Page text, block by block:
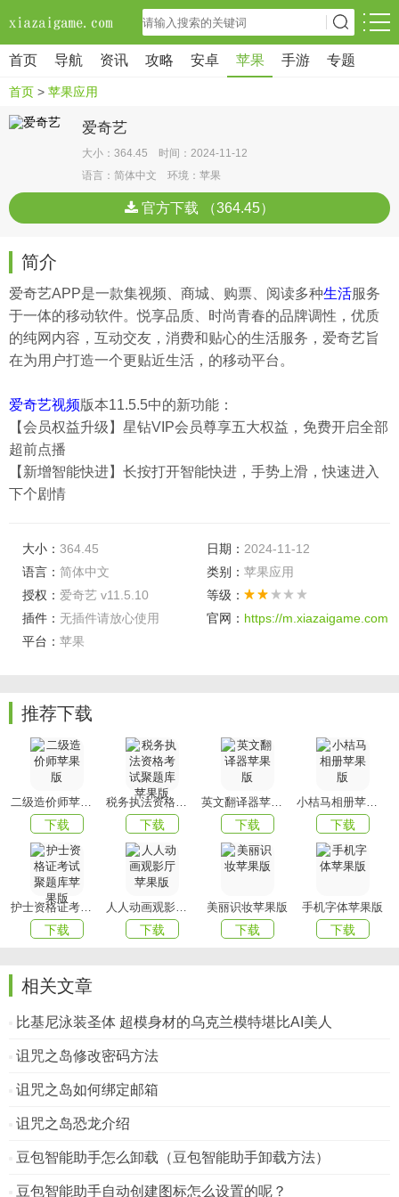
首页 导航 资讯 攻略 安卓 苹果 手游 专题
首页 > 苹果应用
爱奇艺
大小：364.45 时间：2024-11-12
语言：简体中文 环境：苹果
官方下载 （364.45）
简介
爱奇艺APP是一款集视频、商城、购票、阅读多种生活服务
于一体的移动软件。悦享品质、时尚青春的品牌调性，优质
的纯网内容，互动交友，消费和贴心的生活服务，爱奇艺旨
在为用户打造一个更贴近生活，的移动平台。
爱奇艺视频版本11.5.5中的新功能：
【会员权益升级】星钻VIP会员尊享五大权益，免费开启全部
超前点播
【新增智能快进】长按打开智能快进，手势上滑，快速进入
下个剧情
大小： 364.45 日期： 2024-11-12
语言： 简体中文 类别： 苹果应用
授权： 爱奇艺 v11.5.10
等级：
插件： 无插件请放心使用 官网： https://m.xiazaigame.com
平台： 苹果
推荐下载
二级造价师苹果版
下载
税务执法资格考试聚题库苹果版
下载
英文翻译器苹果版
下载
小桔马相册苹果版
下载
护士资格证考试聚题库苹果版
下载
人人动画观影厅苹果版
下载
美丽识妆苹果版
下载
手机字体苹果版
下载
相关文章
比基尼泳装圣体 超模身材的乌克兰模特堪比AI美人
诅咒之岛修改密码方法
诅咒之岛如何绑定邮箱
诅咒之岛恐龙介绍
豆包智能助手怎么卸载（豆包智能助手卸载方法）
豆包智能助手自动创建图标怎么设置的呢？